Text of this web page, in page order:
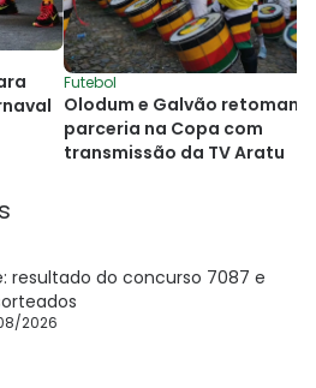
Futebol
Olodum e Galvão retomam
parceria na Copa com
transmissão da TV Aratu
resultado do concurso 7087 e
2026